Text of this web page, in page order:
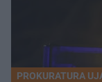
PROKURATURA